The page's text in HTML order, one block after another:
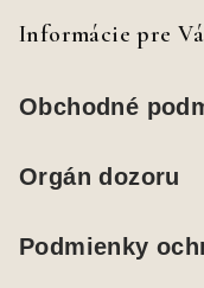
Informácie pre
Obchodné
Orgán dozoru
Podmienky